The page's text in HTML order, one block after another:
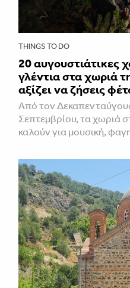
THINGS TO DO
20 αυγουστιάτικες
γλέντια στα χωριά
αξίζει να ζήσεις
Από τον
Σεπτεμβρίου, τα χωριά
καλούν για μουσική,